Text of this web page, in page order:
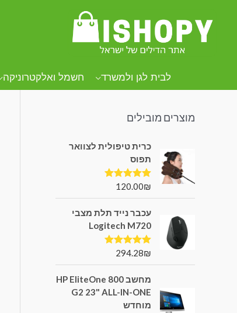
לבית לגן ולמשרד חשמל ואלקטרוניקה
קטגוריות מוצרים
מוצרים מובילים
כרית טיפולית לצוואר
תפוס
דורג5.00
120.00₪
עכבר נייד תלת מצבי
Logitech M720
דורג5.00
294.28₪
מחשב HP EliteOne 800
G2 23" ALL-IN-ONE
מוחדש